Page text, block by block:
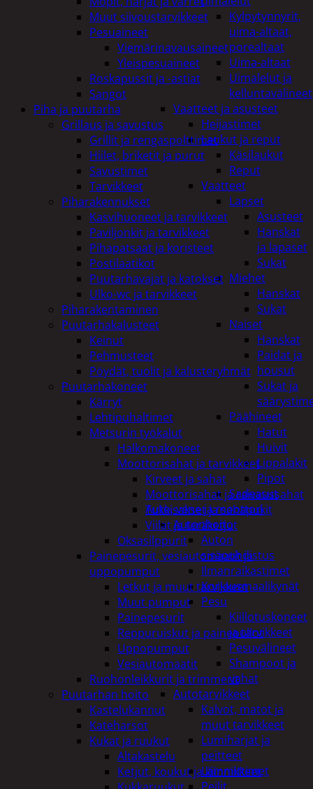
Kylpytynnyrit,
uima-altaat,
porealtaat
Uima-altaat
Uimalelut ja
kelluntavälineet
Vaatteet ja asusteet
Heijastimet
Laukut ja reput
Käsilaukut
Reput
Vaatteet
Lapset
Asusteet
Hanskat
ja lapaset
Sukat
Miehet
Hanskat
Sukat
Naiset
Hanskat
Paidat ja
housut
Sukat ja
Päähineet
Hatut
Huivit
Lippalakit
Pipot
Sadeasut
Auto, vene ja moottori
Autonhoito
Auton
sisäpuhdistus
Ilmanraikastimet
Korjausmaalikynät
Pesu
Kiillotuskoneet
ja tarvikkeet
Pesuvälineet
Shampoot ja
vahat
Autotarvikkeet
Kalvot, matot ja
muut tarvikkeet
Lumiharjat ja
peitteet
Lämmittimet
Muut siivoustarvikkeet
Pesuaineet
Viemärinavausaineet
Yleispesuaineet
Roskapussit ja -astiat
Sangot
Piha ja puutarha
Grillaus ja savustus
Grillit ja rengaspolttimet
Hiilet, briketit ja purut
Savustimet
Tarvikkeet
Piharakennukset
Kasvihuoneet ja tarvikkeet
Paviljonkit ja tarvikkeet
Pihapatsaat ja koristeet
Postilaatikot
Puutarhavajat ja katokset
Ulko-wc ja tarvikkeet
Piharakentaminen
Puutarhakalusteet
Keinut
Pehmusteet
Pöydät, tuolit ja kalusteryhmät
Puutarhakoneet
Kärryt
Lehtipuhaltimet
Metsurin työkalut
Halkomakoneet
Moottorisahat ja tarvikkeet
Kirveet ja sahat
Moottorisahat ja raivaussahat
Tukkisakset ja sahapukit
Viilat ja teräketjut
Oksasilppurit
Painepesurit, vesiautomaatit ja
uppopumput
Letkut ja muut tarvikkeet
Muut pumput
Painepesurit
Reppuruiskut ja painepullot
Uppopumput
Vesiautomaatit
Ruohonleikkurit ja trimmerit
Puutarhan hoito
Kastelukannut
Kateharsot
Kukat ja ruukut
Altakastelu
Ketjut, koukut ja kiinnikkeet